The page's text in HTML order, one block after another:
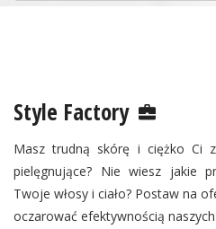
Style Factory
Masz trudną skórę i ciężko Ci
pielęgnujące? Nie wiesz jakie
Twoje włosy i ciało? Postaw na
oczarować efektywnością